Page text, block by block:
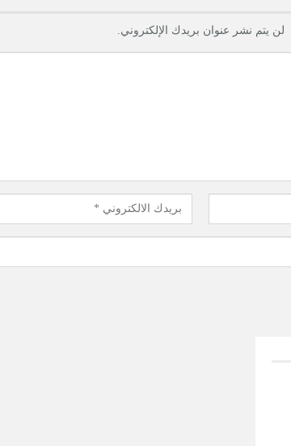
لن يتم نشر عنوان بريدك الإلكتروني.